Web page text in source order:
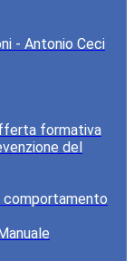
- Antonio Ceci
formativa
del
comportamento